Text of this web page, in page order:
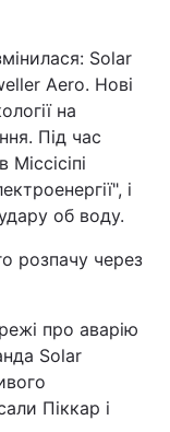
Solar
Aero. Нові
на
Під час
і
об воду.
розпачу через
про аварію
Solar
Піккар і